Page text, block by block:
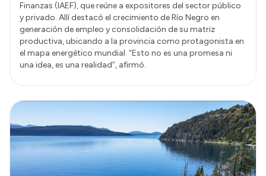
Finanzas (IAEF), que reúne a expositores del sector público
y privado. Allí destacó el crecimiento de Río Negro en
generación de empleo y consolidación de su matriz
productiva, ubicando a la provincia como protagonista en
el mapa energético mundial. “Esto no es una promesa ni
una idea, es una realidad”, afirmó.